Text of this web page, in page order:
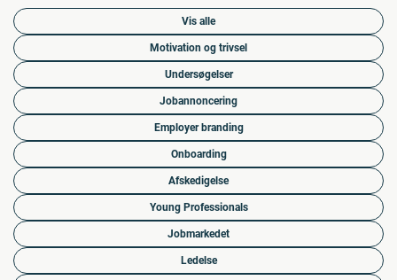
Vis alle
Motivation og trivsel
Undersøgelser
Jobannoncering
Employer branding
Onboarding
Afskedigelse
Young Professionals
Jobmarkedet
Ledelse